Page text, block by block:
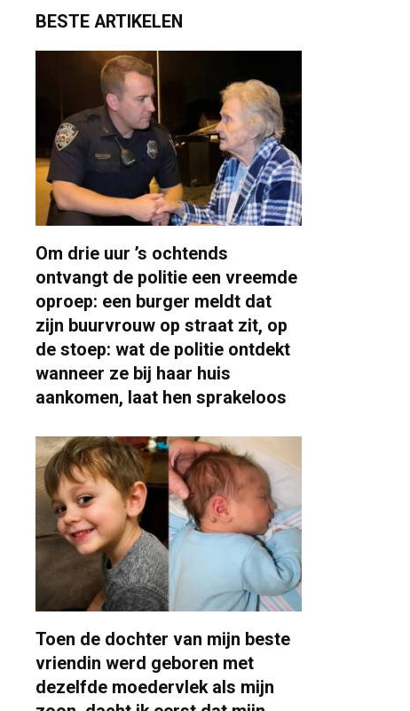
BESTE ARTIKELEN
Om drie uur ’s ochtends
ontvangt de politie een vreemde
oproep: een burger meldt dat
zijn buurvrouw op straat zit, op
de stoep: wat de politie ontdekt
wanneer ze bij haar huis
aankomen, laat hen sprakeloos
Toen de dochter van mijn beste
vriendin werd geboren met
dezelfde moedervlek als mijn